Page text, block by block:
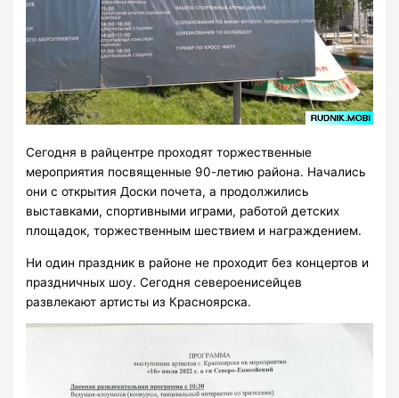
Сегодня в райцентре проходят торжественные
мероприятия посвященные 90-летию района. Начались
они с открытия Доски почета, а продолжились
выставками, спортивными играми, работой детских
площадок, торжественным шествием и награждением.
Ни один праздник в районе не проходит без концертов и
праздничных шоу. Сегодня североенисейцев
развлекают артисты из Красноярска.